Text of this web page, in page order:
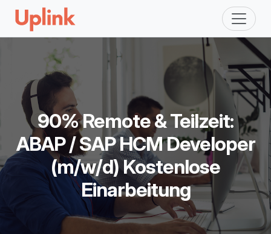
90% Remote & Teilzeit:
ABAP / SAP HCM Developer
(m/w/d) Kostenlose
Einarbeitung